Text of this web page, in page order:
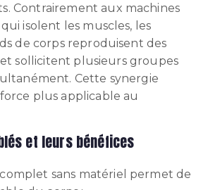
Contrairement aux machines
isolent les muscles, les
de corps reproduisent des
sollicitent plusieurs groupes
Cette synergie
plus applicable au
et leurs bénéfices
sans matériel permet de